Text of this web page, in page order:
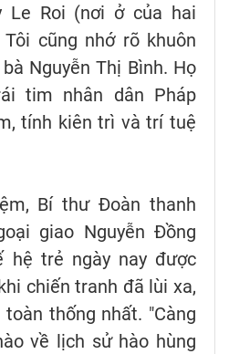
Le Roi (nơi ở của hai
cũng nhớ rõ khuôn
Nguyễn Thị Bình. Họ
tim nhân dân Pháp
tính kiên trì và trí tuệ
Bí thư Đoàn thanh
giao Nguyễn Đồng
hệ trẻ ngày nay được
chiến tranh đã lùi xa,
thống nhất. "Càng
về lịch sử hào hùng